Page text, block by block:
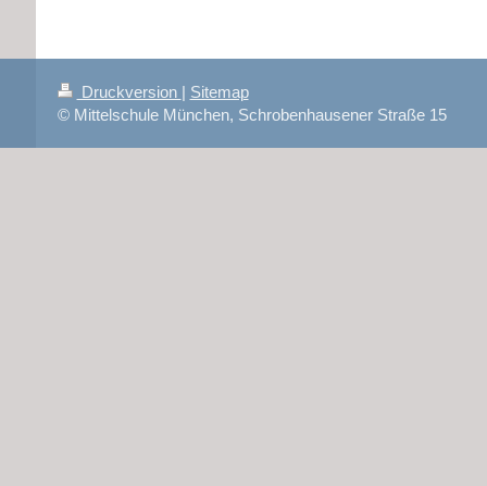
Druckversion | Sitemap
© Mittelschule München, Schrobenhausener Straße 15